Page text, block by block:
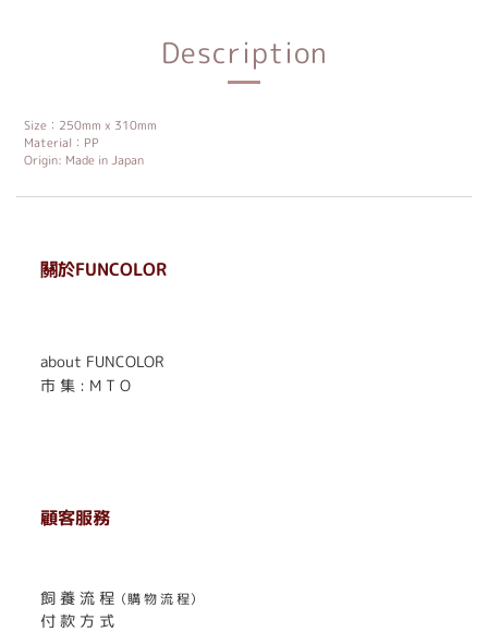
Description
Size：250mm x 310mm
Material：PP
Origin: Made in Japan
關於FUNCOLOR
about FUNCOLOR
市 集 : M T O
顧客服務
飼 養 流 程 （購 物 流 程）
付 款 方 式